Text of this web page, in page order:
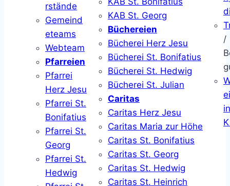
rstände
Gemeind
eteams
Webteam
Pfarreien
Pfarrei
Herz Jesu
Pfarrei St.
Bonifatius
Pfarrei St.
Georg
Pfarrei St.
Hedwig
KAB St. Georg
Büchereien
Bücherei Herz Jesu
Bücherei St. Bonifatius
Bücherei St. Hedwig
Bücherei St. Julian
Caritas
Caritas Herz Jesu
Caritas Maria zur Höhe
Caritas St. Bonifatius
Caritas St. Georg
Caritas St. Hedwig
Caritas St. Heinrich
/